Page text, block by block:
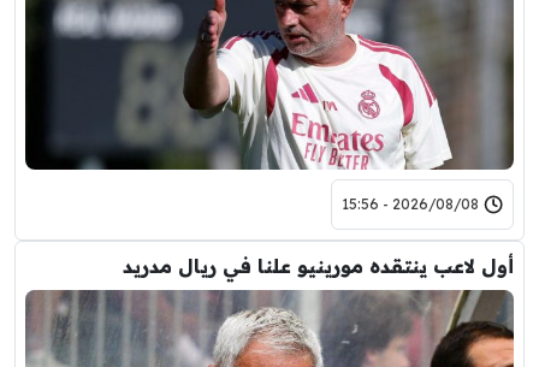
2026/08/08 - 15:56
أول لاعب ينتقده مورينيو علنا في ريال مدريد